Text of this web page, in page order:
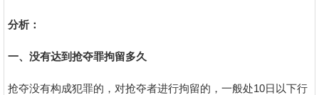
分析：
一、没有达到抢夺罪拘留多久
抢夺没有构成犯罪的，对抢夺者进行拘留的，一般处10日以下行